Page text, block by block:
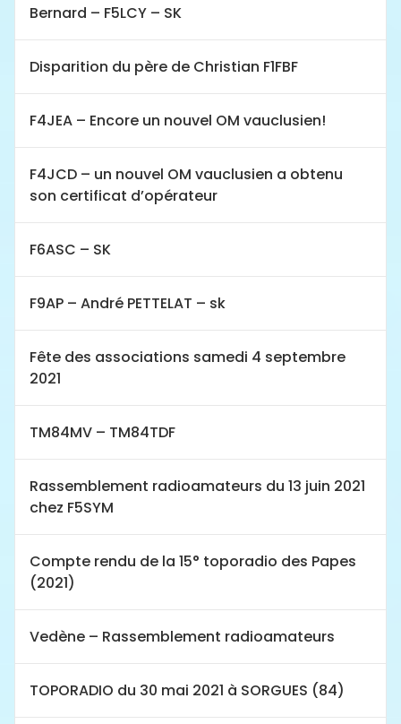
Bernard – F5LCY – SK
Disparition du père de Christian F1FBF
F4JEA – Encore un nouvel OM vauclusien!
F4JCD – un nouvel OM vauclusien a obtenu
son certificat d’opérateur
F6ASC – SK
F9AP – André PETTELAT – sk
Fête des associations samedi 4 septembre
2021
TM84MV – TM84TDF
Rassemblement radioamateurs du 13 juin 2021
chez F5SYM
Compte rendu de la 15° toporadio des Papes
(2021)
Vedène – Rassemblement radioamateurs
TOPORADIO du 30 mai 2021 à SORGUES (84)